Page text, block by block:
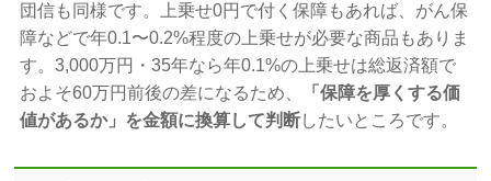
団信も同様です。上乗せ0円で付く保障もあれば、がん保
障などで年0.1〜0.2%程度の上乗せが必要な商品もありま
す。3,000万円・35年なら年0.1%の上乗せは総返済額で
およそ60万円前後の差になるため、
「保障を厚くする価
値があるか」を金額に換算して判断したいところです。